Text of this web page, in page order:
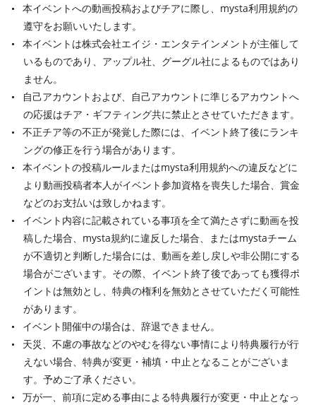
本イベントへの動画投稿およびチアに際し、mysta利用規約の
遵守をお願いいたします。
本イベントは株式会社エイジ・エンタテインメントが主催して
いるものであり、アップル社、グーグル社によるものではあり
ません。
自己アカウントおよび、自己アカウントに準じるアカウントへ
の応援はチア・ギフティング共に禁止とさせていただきます。
不正チア等の不正が発覚した際には、イベント終了後にランキ
ングの修正を行う場合があります。
本イベントの投稿ルールまたはmysta利用規約への違反などに
より動画投稿者本人がイベント参加資格を喪失した場合、賞金
などのお支払いは致しかねます。
イベント内容に記載されている事項を全て満たさずに動画を投
稿した場合、mysta規約に違反した場合、またはmystaチーム
が不適切と判断した場合には、動画を差し戻しや非公開にする
場合がございます。その際、イベント終了後であっても獲得ポ
イントは無効とし、特典の権利を無効とさせていただく可能性
があります。
イベント開催中の場合は、辞退できません。
天災、不慮の事故などのやむを得ない事情により特典履行が行
えない場合、特典が変更・補填・中止となることがございま
す。予めご了承ください。
万が一、前項に定める事由による特典履行が変更・中止となっ